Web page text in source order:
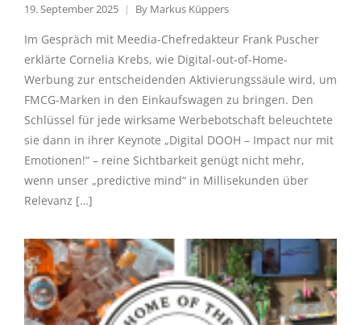
19. September 2025 By Markus Küppers
Im Gespräch mit Meedia-Chefredakteur Frank Puscher
erklärte Cornelia Krebs, wie Digital-out-of-Home-
Werbung zur entscheidenden Aktivierungssäule wird, um
FMCG-Marken in den Einkaufswagen zu bringen. Den
Schlüssel für jede wirksame Werbebotschaft beleuchtete
sie dann in ihrer Keynote „Digital DOOH – Impact nur mit
Emotionen!“ – reine Sichtbarkeit genügt nicht mehr,
wenn unser „predictive mind“ in Millisekunden über
Relevanz […]